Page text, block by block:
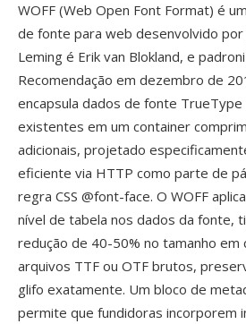
WOFF (Web Open Font Format) é
de fonte para web desenvolvido por
Leming é Erik van Blokland, e
Recomendação em dezembro de
encapsula dados de fonte
existentes em um container
adicionais, projetado
eficiente via HTTP como parte de
regra CSS @font-face. O WOFF
nível de tabela nos dados da fonte,
redução de 40-50% no tamanho em
arquivos TTF ou OTF brutos,
glifo exatamente. Um bloco de
permite que fundidoras incorporem